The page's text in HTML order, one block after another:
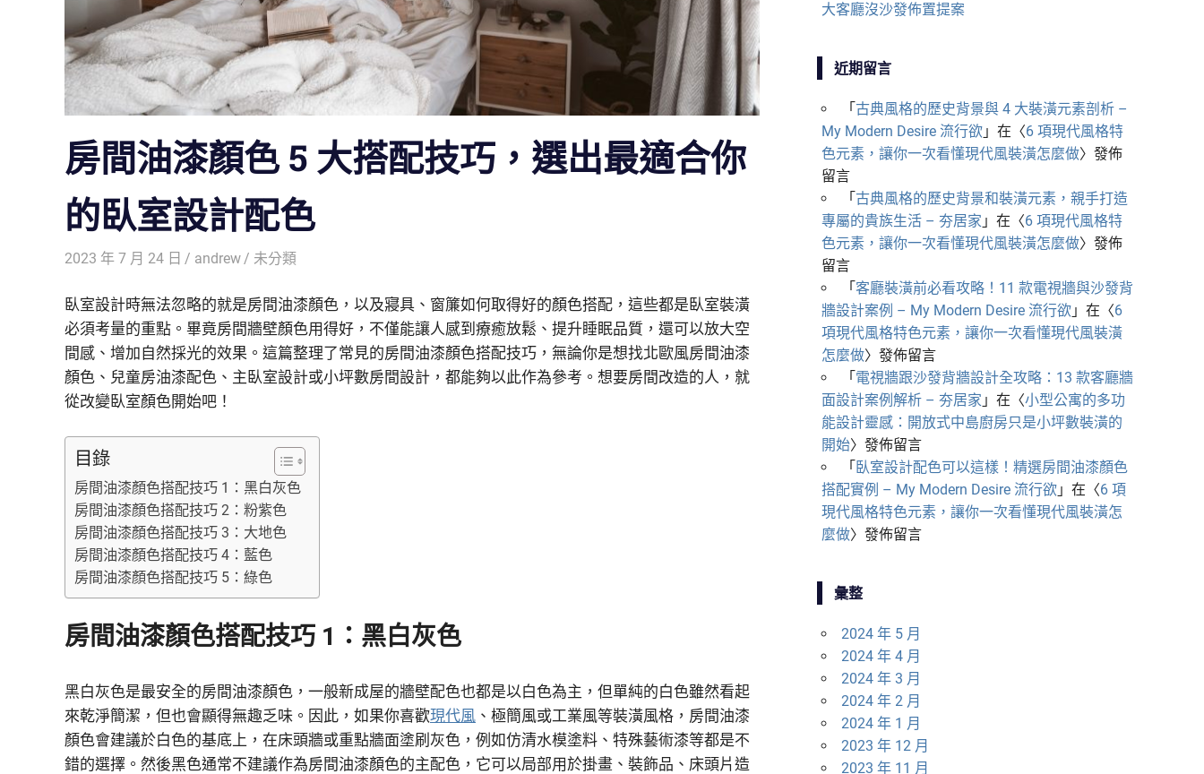
房間油漆顏色 5 大搭配技巧，選出最適合你
的臥室設計配色
2023 年 7 月 24 日 andrew 未分類
臥室設計時無法忽略的就是房間油漆顏色，以及寢具、窗簾如何取得好的顏色搭配，這些都是臥室裝潢
必須考量的重點。畢竟房間牆壁顏色用得好，不僅能讓人感到療癒放鬆、提升睡眠品質，還可以放大空
間感、增加自然採光的效果。這篇整理了常見的房間油漆顏色搭配技巧，無論你是想找北歐風房間油漆
顏色、兒童房油漆配色、主臥室設計或小坪數房間設計，都能夠以此作為參考。想要房間改造的人，就
從改變臥室顏色開始吧！
目錄
房間油漆顏色搭配技巧 1：黑白灰色
房間油漆顏色搭配技巧 2：粉紫色
房間油漆顏色搭配技巧 3：大地色
房間油漆顏色搭配技巧 4：藍色
房間油漆顏色搭配技巧 5：綠色
房間油漆顏色搭配技巧 1：黑白灰色
黑白灰色是最安全的房間油漆顏色，一般新成屋的牆壁配色也都是以白色為主，但單純的白色雖然看起
來乾淨簡潔，但也會顯得無趣乏味。因此，如果你喜歡現代風 、極簡風或工業風等裝潢風格，房間油漆
顏色會建議於白色的基底上，在床頭牆或重點牆面塗刷灰色，例如仿清水模塗料、特殊藝術漆等都是不
錯的選擇。然後黑色通常不建議作為房間油漆顏色的主配色，它可以局部用於掛畫、裝飾品、床頭片造
大客廳沒沙發佈置提案
近期留言
「 古典風格的歷史背景與 4 大裝潢元素剖析 –
My Modern Desire 流行欲」在〈6 項現代風格特
色元素，讓你一次看懂現代風裝潢怎麼做〉發佈
留言
「 古典風格的歷史背景和裝潢元素，親手打造
專屬的貴族生活 – 夯居家 」在〈6 項現代風格特
色元素，讓你一次看懂現代風裝潢怎麼做〉發佈
留言
「 客廳裝潢前必看攻略！11 款電視牆與沙發背
牆設計案例 – My Modern Desire 流行欲」在〈6
項現代風格特色元素，讓你一次看懂現代風裝潢
怎麼做〉發佈留言
「 電視牆跟沙發背牆設計全攻略：13 款客廳牆
面設計案例解析 – 夯居家 」在〈小型公寓的多功
能設計靈感：開放式中島廚房只是小坪數裝潢的
開始〉發佈留言
「 臥室設計配色可以這樣！精選房間油漆顏色
搭配實例 – My Modern Desire 流行欲」在〈6 項
現代風格特色元素，讓你一次看懂現代風裝潢怎
麼做〉發佈留言
彙整
2024 年 5 月
2024 年 4 月
2024 年 3 月
2024 年 2 月
2024 年 1 月
2023 年 12 月
2023 年 11 月